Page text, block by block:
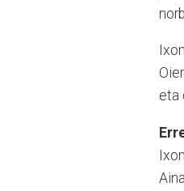
eta